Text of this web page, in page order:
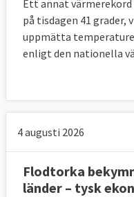
Ett annat
på tisdagen 41 grader,
uppmätta
enligt den nationella
4 augusti 2026
Flodtorka
länder – tysk